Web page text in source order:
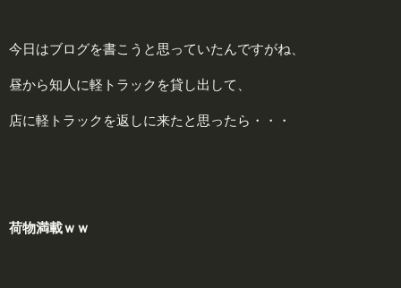
今日はブログを書こうと思っていたんですがね、
昼から知人に軽トラックを貸し出して、
店に軽トラックを返しに来たと思ったら・・・
荷物満載ｗｗ